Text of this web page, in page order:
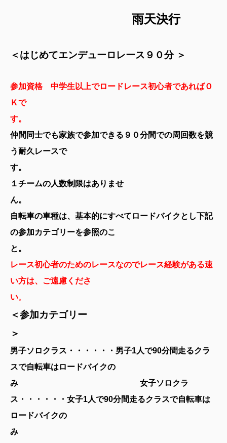
雨天決行
＜はじめてエンデューロレース９０分 ＞
参加資格 中学生以上でロードレース初心者であればＯ
Ｋで
す。
仲間同士でも家族で参加できる９０分間での周回数を競
う耐久レースで
す
１チームの人数制限はありませ
自転車の車種は、基本的にすべてロードバイクとし下記
の参加カテゴリーを参照のこ
と。
レース初心者のためのレースなのでレース経験がある速
い方は、ご遠慮くださ
い
＜参加カテゴリー
＞
男子ソロクラス・・・・・・男子1人で90分間走るクラ
スで自転車はロードバイクの
み 女子ソロクラ
ス・・・・・・女子1人で90分間走るクラスで自転車は
ロードバイクの